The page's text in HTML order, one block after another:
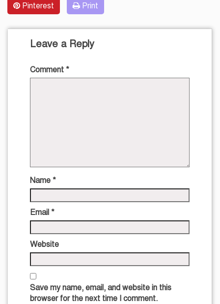
Pinterest Print
Leave a Reply
Comment *
Name *
Email *
Website
Save my name, email, and website in this
browser for the next time I comment.